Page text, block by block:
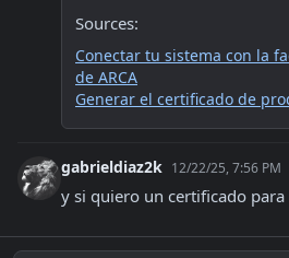
Sources:
Conectar tu sistema con la
de ARCA
Generar el certificado de
gabrieldiaz2k 12/22/25, 7:56 PM
y si quiero un certificado para